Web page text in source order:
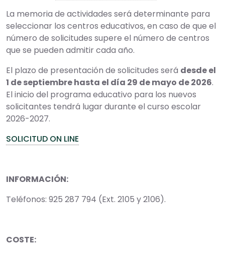
La memoria de actividades será determinante para
seleccionar los centros educativos, en caso de que el
número de solicitudes supere el número de centros
que se pueden admitir cada año.
El plazo de presentación de solicitudes será desde el
1 de septiembre hasta el día 29 de mayo de 2026.
El inicio del programa educativo para los nuevos
solicitantes tendrá lugar durante el curso escolar
2026-2027.
SOLICITUD ON LINE
INFORMACIÓN:
Teléfonos: 925 287 794 (Ext. 2105 y 2106).
COSTE: